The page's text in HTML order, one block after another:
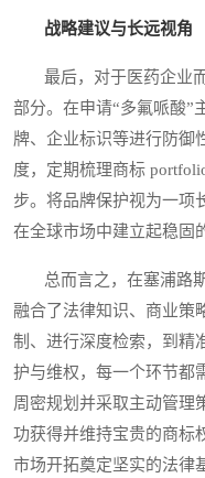
战略建议与长远视角
最后，对于医药企业而
部分。在申请“多氟哌酸”
牌、企业标识等进行防御
度，定期梳理商标
步。将品牌保护视为一项
在全球市场中建立起稳固
总而言之，在塞浦路斯
融合了法律知识、商业策
制、进行深度检索，到精
护与维权，每一个环节都
周密规划并采取主动管理
功获得并维持宝贵的商标
市场开拓奠定坚实的法律